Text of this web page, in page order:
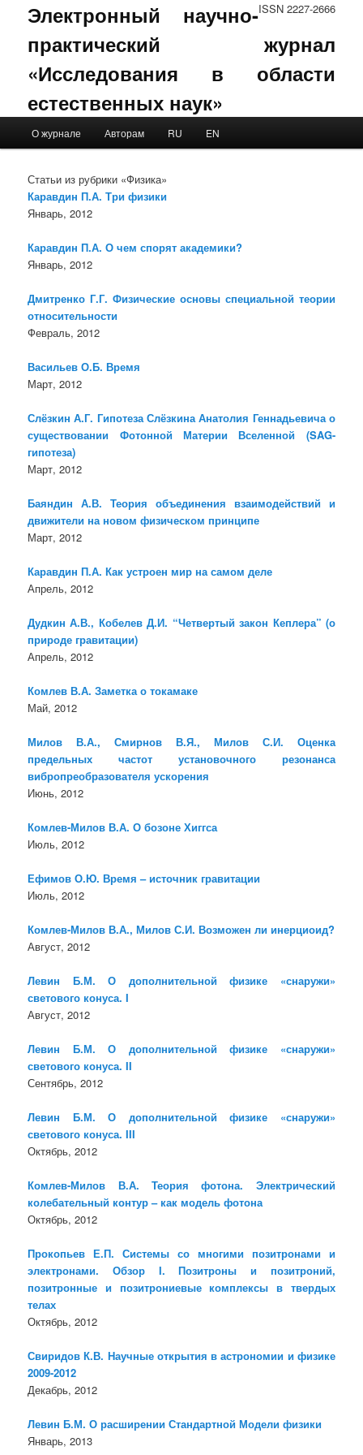
ISSN 2227-2666
Электронный научно-
практический журнал
«Исследования в области
естественных наук»
Skip to primary content
Skip to secondary content
О журнале Авторам RU EN
Статьи из рубрики «Физика»
Каравдин П.А. Три физики
Январь, 2012
Каравдин П.А. О чем спорят академики?
Январь, 2012
Дмитренко Г.Г. Физические основы специальной теории
относительности
Февраль, 2012
Васильев О.Б. Время
Март, 2012
Слёзкин А.Г. Гипотеза Слёзкина Анатолия Геннадьевича о
существовании Фотонной Материи Вселенной (SAG-
гипотеза)
Март, 2012
Баяндин А.В. Теория объединения взаимодействий и
движители на новом физическом принципе
Март, 2012
Каравдин П.А. Как устроен мир на самом деле
Апрель, 2012
Дудкин А.В., Кобелев Д.И. “Четвертый закон Кеплера” (о
природе гравитации)
Апрель, 2012
Комлев В.А. Заметка о токамаке
Май, 2012
Милов В.А., Смирнов В.Я., Милов С.И. Оценка
предельных частот установочного резонанса
вибропреобразователя ускорения
Июнь, 2012
Комлев-Милов В.А. О бозоне Хиггса
Июль, 2012
Ефимов О.Ю. Время – источник гравитации
Июль, 2012
Комлев-Милов В.А., Милов С.И. Возможен ли инерциоид?
Август, 2012
Левин Б.М. О дополнительной физике «снаружи»
светового конуса. I
Август, 2012
Левин Б.М. О дополнительной физике «снаружи»
светового конуса. II
Сентябрь, 2012
Левин Б.М. О дополнительной физике «снаружи»
светового конуса. III
Октябрь, 2012
Комлев-Милов В.А. Теория фотона. Электрический
колебательный контур – как модель фотона
Октябрь, 2012
Прокопьев Е.П. Системы со многими позитронами и
электронами. Обзор I. Позитроны и позитроний,
позитронные и позитрониевые комплексы в твердых
телах
Октябрь, 2012
Свиридов К.В. Научные открытия в астрономии и физике
2009-2012
Декабрь, 2012
Левин Б.М. О расширении Стандартной Модели физики
Январь, 2013